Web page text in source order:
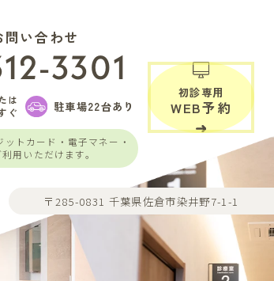
問い合わせ
3301
は
ぐ
駐車場22台あり
トカード・電子マネー・
用いただけます。
初診専用
WEB予約
〒285-0831 千葉県佐倉市染井野7-1-1